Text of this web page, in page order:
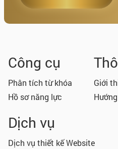
Công cụ
Phân tích từ khóa
Hồ sơ năng lực
Giới
Dịch vụ
Dịch vụ thiết kế Website